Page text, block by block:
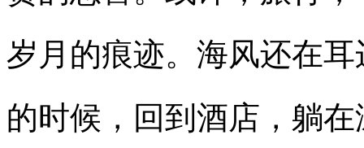
岁月的痕迹。海风还在
的时候，回到酒店，躺